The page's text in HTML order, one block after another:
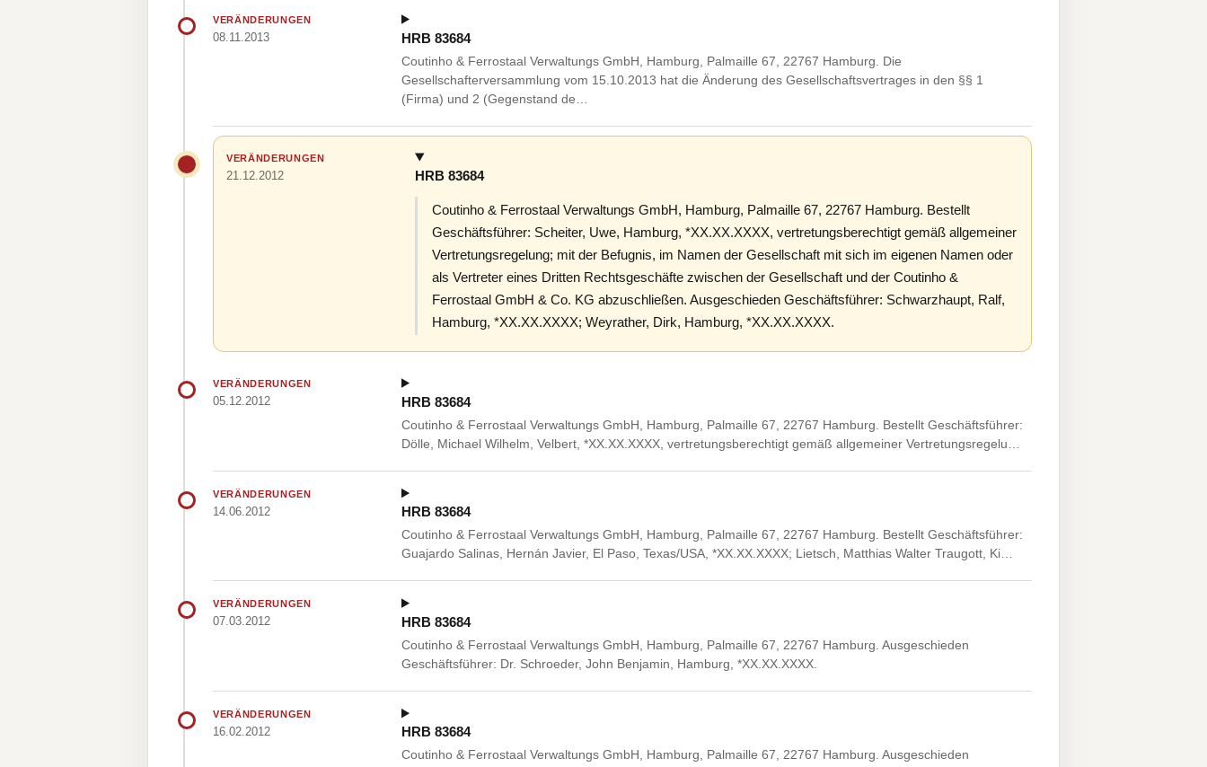
VERÄNDERUNGEN
08.11.2013 HRB 83684
Coutinho & Ferrostaal Verwaltungs GmbH, Hamburg, Palmaille 67, 22767 Hamburg. Die
Gesellschafterversammlung vom 15.10.2013 hat die Änderung des Gesellschaftsvertrages in den §§ 1
(Firma) und 2 (Gegenstand de…
VERÄNDERUNGEN
21.12.2012 HRB 83684
Coutinho & Ferrostaal Verwaltungs GmbH, Hamburg, Palmaille 67, 22767 Hamburg. Bestellt
Geschäftsführer: Scheiter, Uwe, Hamburg, *XX.XX.XXXX, vertretungsberechtigt gemäß allgemeiner
Vertretungsregelung; mit der Befugnis, im Namen der Gesellschaft mit sich im eigenen Namen oder
als Vertreter eines Dritten Rechtsgeschäfte zwischen der Gesellschaft und der Coutinho &
Ferrostaal GmbH & Co. KG abzuschließen. Ausgeschieden Geschäftsführer: Schwarzhaupt, Ralf,
Hamburg, *XX.XX.XXXX; Weyrather, Dirk, Hamburg, *XX.XX.XXXX.
VERÄNDERUNGEN
05.12.2012 HRB 83684
Coutinho & Ferrostaal Verwaltungs GmbH, Hamburg, Palmaille 67, 22767 Hamburg. Bestellt Geschäftsführer:
Dölle, Michael Wilhelm, Velbert, *XX.XX.XXXX, vertretungsberechtigt gemäß allgemeiner Vertretungsregelu…
VERÄNDERUNGEN
14.06.2012 HRB 83684
Coutinho & Ferrostaal Verwaltungs GmbH, Hamburg, Palmaille 67, 22767 Hamburg. Bestellt Geschäftsführer:
Guajardo Salinas, Hernán Javier, El Paso, Texas/USA, *XX.XX.XXXX; Lietsch, Matthias Walter Traugott, Ki…
VERÄNDERUNGEN
07.03.2012 HRB 83684
Coutinho & Ferrostaal Verwaltungs GmbH, Hamburg, Palmaille 67, 22767 Hamburg. Ausgeschieden
Geschäftsführer: Dr. Schroeder, John Benjamin, Hamburg, *XX.XX.XXXX.
VERÄNDERUNGEN
16.02.2012 HRB 83684
Coutinho & Ferrostaal Verwaltungs GmbH, Hamburg, Palmaille 67, 22767 Hamburg. Ausgeschieden